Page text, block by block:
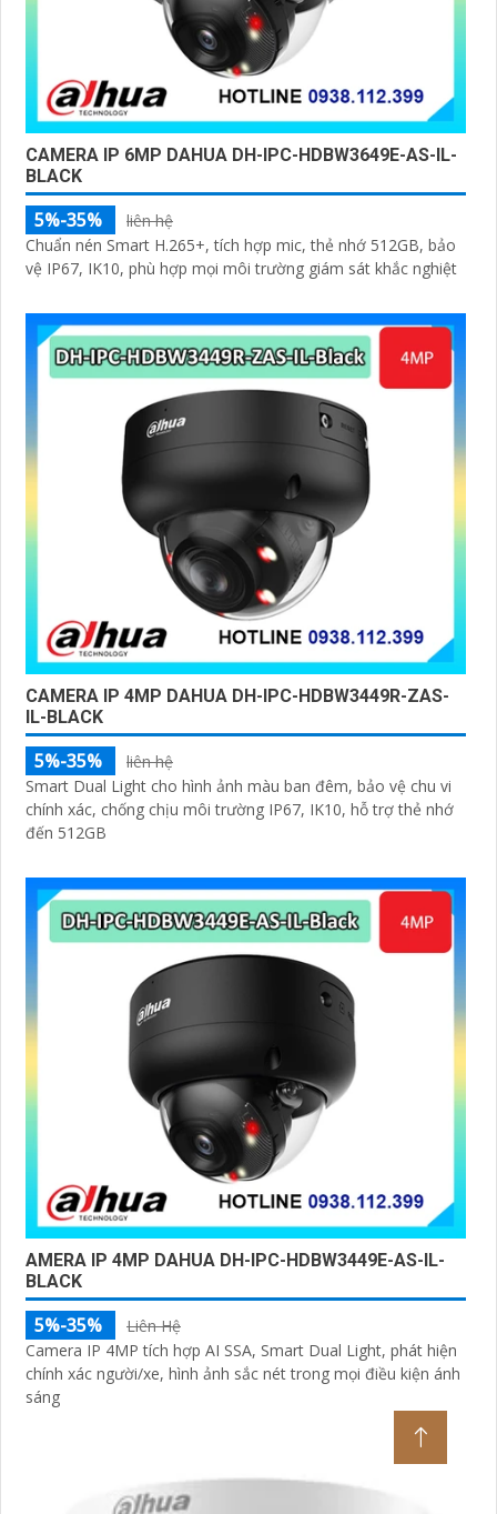
CAMERA IP 6MP DAHUA DH-IPC-HDBW3649E-AS-IL-
BLACK
5%-35%
liên hệ
Chuẩn nén Smart H.265+, tích hợp mic, thẻ nhớ 512GB, bảo
vệ IP67, IK10, phù hợp mọi môi trường giám sát khắc nghiệt
CAMERA IP 4MP DAHUA DH-IPC-HDBW3449R-ZAS-
IL-BLACK
5%-35%
liên hệ
Smart Dual Light cho hình ảnh màu ban đêm, bảo vệ chu vi
chính xác, chống chịu môi trường IP67, IK10, hỗ trợ thẻ nhớ
đến 512GB
AMERA IP 4MP DAHUA DH-IPC-HDBW3449E-AS-IL-
BLACK
5%-35%
Liên Hệ
Camera IP 4MP tích hợp AI SSA, Smart Dual Light, phát hiện
chính xác người/xe, hình ảnh sắc nét trong mọi điều kiện ánh
sáng